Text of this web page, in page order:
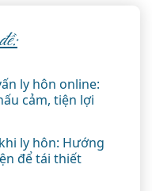
ly hôn online:
cảm, tiện lợi
ly hôn: Hướng
để tái thiết